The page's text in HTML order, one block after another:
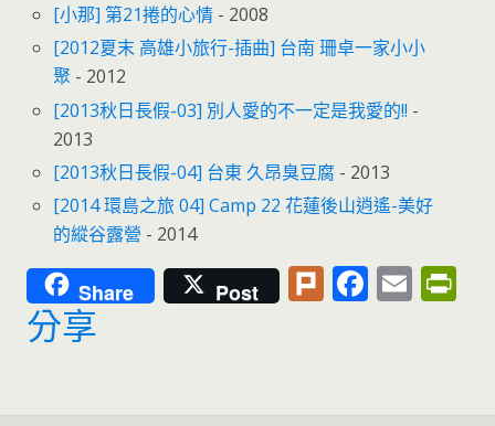
[小那] 第21捲的心情 - 2008
[2012夏末 高雄小旅行-插曲] 台南 珊卓一家小小
聚 - 2012
[2013秋日長假-03] 別人愛的不一定是我愛的!! -
2013
[2013秋日長假-04] 台東 久昂臭豆腐 - 2013
[2014 環島之旅 04] Camp 22 花蓮後山逍遙-美好
的縱谷露營 - 2014
Share Post Pl F E
分享